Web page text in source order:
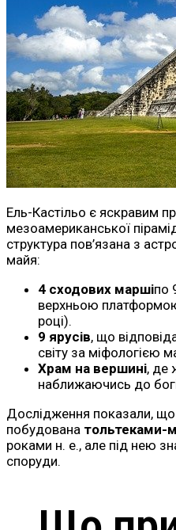
Ель-Кастільо є яскравим
мезоамериканської
структура пов’язана з
майя:
4 сходових маршіпо
верхньою
році).
9 ярусів, що
світу за міфологією
Храм на вершині, де
наближаючись до
Дослідження показали, що
побудована тольтеками-
роками н. е., але під нею
споруди.